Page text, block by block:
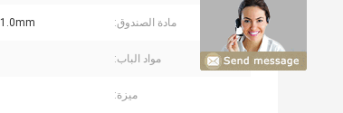
مادة الصندوق: 1.0mm مسحوق الفولاذ المطلي
مواد الباب:
ميزة: